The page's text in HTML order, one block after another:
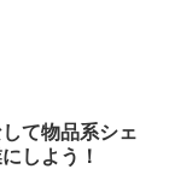
て物品系シェ
しよう！